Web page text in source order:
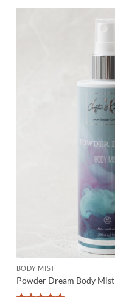
BODY MIST
Powder Dream Body Mist